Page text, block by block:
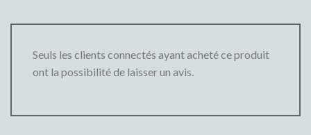
Seuls les clients connectés ayant acheté ce produit
ont la possibilité de laisser un avis.